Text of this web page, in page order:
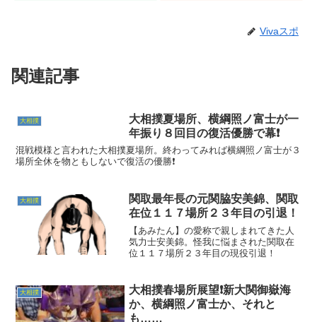
Vivaスポ
関連記事
大相撲
大相撲夏場所、横綱照ノ富士が一
年振り８回目の復活優勝で幕❗
混戦模様と言われた大相撲夏場所。終わってみれば横綱照ノ富士が３
場所全休を物ともしないで復活の優勝❗
大相撲
関取最年長の元関脇安美錦、関取
在位１１７場所２３年目の引退！
【あみたん】の愛称で親しまれてきた人
気力士安美錦。怪我に悩まされた関取在
位１１７場所２３年目の現役引退！
大相撲
大相撲春場所展望❗新大関御嶽海
か、横綱照ノ富士か、それと
も……